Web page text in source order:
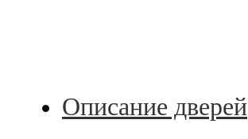
Описание дверей